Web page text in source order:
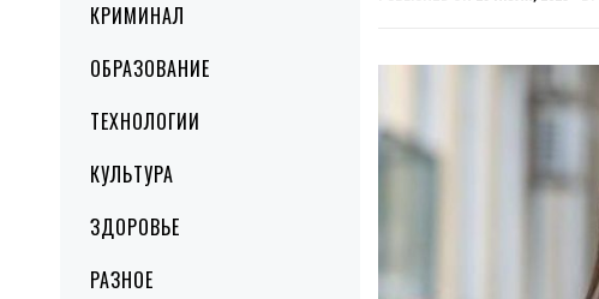
КРИМИНАЛ
ОБРАЗОВАНИЕ
ТЕХНОЛОГИИ
КУЛЬТУРА
ЗДОРОВЬЕ
РАЗНОЕ